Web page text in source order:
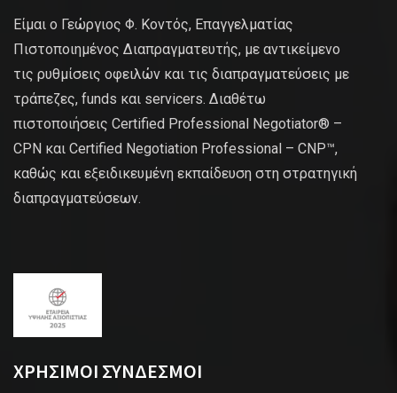
Είμαι ο Γεώργιος Φ. Κοντός, Επαγγελματίας
Πιστοποιημένος Διαπραγματευτής, με αντικείμενο
τις ρυθμίσεις οφειλών και τις διαπραγματεύσεις με
τράπεζες, funds και servicers. Διαθέτω
πιστοποιήσεις Certified Professional Negotiator® –
CPN και Certified Negotiation Professional – CNP™,
καθώς και εξειδικευμένη εκπαίδευση στη στρατηγική
διαπραγματεύσεων.
ΧΡΗΣΙΜΟΙ ΣΥΝΔΕΣΜΟΙ